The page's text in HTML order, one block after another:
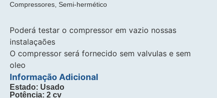
Compressores Semi-hermético
Poderá testar o compressor em vazio nossas
instalaçaões
O compressor será fornecido sem valvulas e sem
oleo
Informação Adicional
Estado: Usado
Potência: 2 cv